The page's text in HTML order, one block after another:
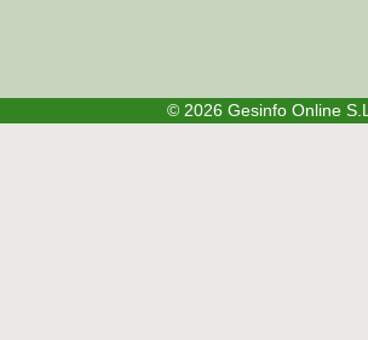
© 2026 Gesinfo Online S.L.